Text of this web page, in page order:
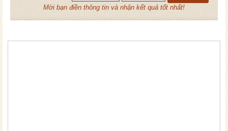
Mời bạn điền thông tin và nhận kết quả tốt nhất!